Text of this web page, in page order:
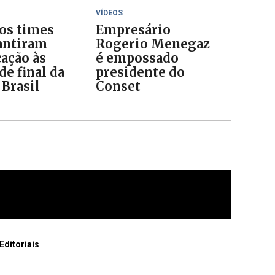
times
às
final da
Brasil
VÍDEOS
Empresário
Rogerio Menegaz
é empossado
presidente do
Conset